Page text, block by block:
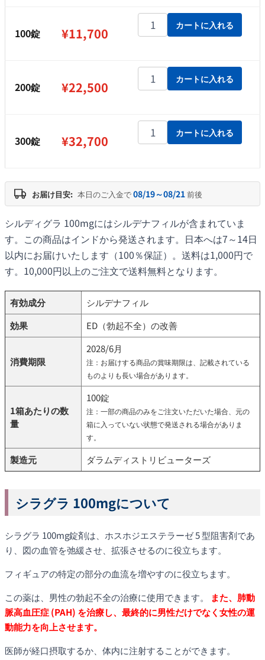
100錠 ¥11,700
シルディグラ 100mg個
カートに入れる
200錠 ¥22,500
シルディグラ 100mg個
カートに入れる
300錠 ¥32,700
シルディグラ 100mg個
カートに入れる
お届け目安: 本日のご入金で08/19～08/21前後
シルディグラ 100mgにはシルデナフィルが含まれていま
す。この商品はインドから発送されます。日本へは7～14日
以内にお届けいたします（100％保証）。送料は1,000円で
す。10,000円以上のご注文で送料無料となります。
有効成分
シルデナフィル
効果
ED（勃起不全）の改善
消費期限
2028/6月
注：お届けする商品の賞味期限は、記載されている
ものよりも長い場合があります。
1箱あたりの数
量
100錠
注：一部の商品のみをご注文いただいた場合、元の
箱に入っていない状態で発送される場合がありま
す。
製造元 ダラムディストリビューターズ
シラグラ 100mgについて
シラグラ 100mg錠剤は、ホスホジエステラーゼ 5 型阻害剤であ
り、図の血管を弛緩させ、拡張させるのに役立ちます。
フィギュアの特定の部分の血流を増やすのに役立ちます。
この薬は、男性の勃起不全の治療に使用できます。
また、肺動
脈高血圧症 (PAH) を治療し、最終的に男性だけでなく女性の運
動能力を向上させます。
医師が経口摂取するか、体内に注射することができます。